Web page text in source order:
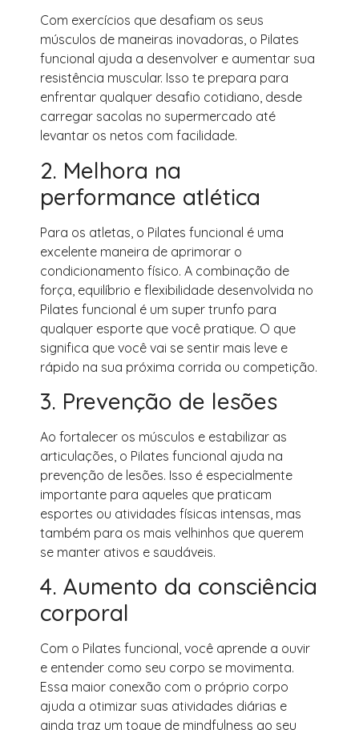
Com exercícios que desafiam os seus
músculos de maneiras inovadoras, o Pilates
funcional ajuda a desenvolver e aumentar sua
resistência muscular. Isso te prepara para
enfrentar qualquer desafio cotidiano, desde
carregar sacolas no supermercado até
levantar os netos com facilidade.
2. Melhora na
performance atlética
Para os atletas, o Pilates funcional é uma
excelente maneira de aprimorar o
condicionamento físico. A combinação de
força, equilíbrio e flexibilidade desenvolvida no
Pilates funcional é um super trunfo para
qualquer esporte que você pratique. O que
significa que você vai se sentir mais leve e
rápido na sua próxima corrida ou competição.
3. Prevenção de lesões
Ao fortalecer os músculos e estabilizar as
articulações, o Pilates funcional ajuda na
prevenção de lesões. Isso é especialmente
importante para aqueles que praticam
esportes ou atividades físicas intensas, mas
também para os mais velhinhos que querem
se manter ativos e saudáveis.
4. Aumento da consciência
corporal
Com o Pilates funcional, você aprende a ouvir
e entender como seu corpo se movimenta.
Essa maior conexão com o próprio corpo
ajuda a otimizar suas atividades diárias e
ainda traz um toque de mindfulness ao seu